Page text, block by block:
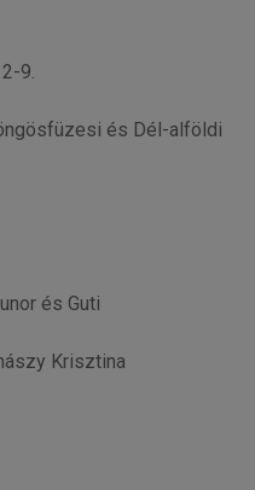
9.
és Dél-alföldi
és Guti
Krisztina